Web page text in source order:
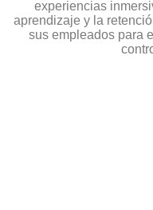
experiencias
aprendizaje y la
sus empleados para